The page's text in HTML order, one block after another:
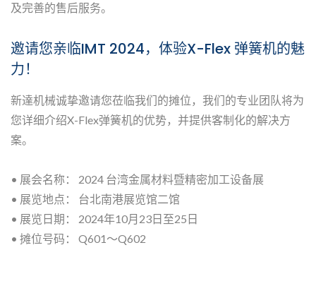
及完善的售后服务。
邀请您亲临IMT 2024，体验X-Flex 弹簧机的魅
力！
新達机械诚挚邀请您莅临我们的摊位，我们的专业团队将为
您详细介绍X-Flex弹簧机的优势，并提供客制化的解决方
案。
• 展会名称： 2024 台湾金属材料暨精密加工设备展
• 展览地点： 台北南港展览馆二馆
• 展览日期： 2024年10月23日至25日
• 摊位号码： Q601～Q602